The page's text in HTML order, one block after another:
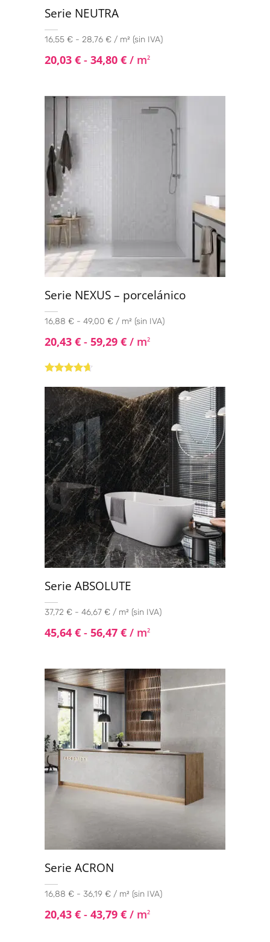
Serie NEUTRA
16,55 € - 28,76 € / m² (sin IVA)
20,03 € - 34,80 € / m2
Serie NEXUS – porcelánico
16,88 € - 49,00 € / m² (sin IVA)
20,43 € - 59,29 € / m2
con4.50de
Serie ABSOLUTE
37,72 € - 46,67 € / m² (sin IVA)
45,64 € - 56,47 € / m2
Serie ACRON
16,88 € - 36,19 € / m² (sin IVA)
20,43 € - 43,79 € / m2